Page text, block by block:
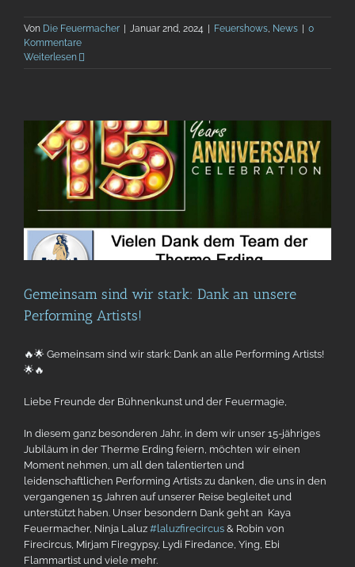
Von Die Feuermacher | Januar 2nd, 2024 | Feuershows News | 0
Kommentare
Weiterlesen
Gemeinsam sind wir stark: Dank an unsere
Performing Artists!
🔥🌟 Gemeinsam sind wir stark: Dank an alle Performing Artists!
🌟🔥
Liebe Freunde der Bühnenkunst und der Feuermagie,
In diesem ganz besonderen Jahr, in dem wir unser 15-jähriges
Jubiläum in der Therme Erding feiern, möchten wir einen
Moment nehmen, um all den talentierten und
leidenschaftlichen Performing Artists zu danken, die uns in den
vergangenen 15 Jahren auf unserer Reise begleitet und
unterstützt haben. Unser besondern Dank geht an Kaya
Feuermacher, Ninja Laluz #laluzfirecircus & Robin von
Firecircus, Mirjam Firegypsy, Lydi Firedance, Ying, Ebi
Flammartist und viele mehr.